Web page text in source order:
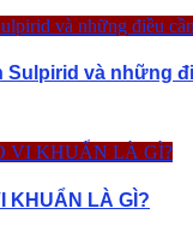
Sulpirid và những
KHUẨN LÀ GÌ?